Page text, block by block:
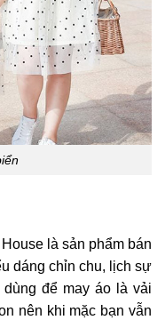
là sản phẩm bán
dáng chỉn chu, lịch sự
để may áo là vải
nên khi mặc bạn vẫn